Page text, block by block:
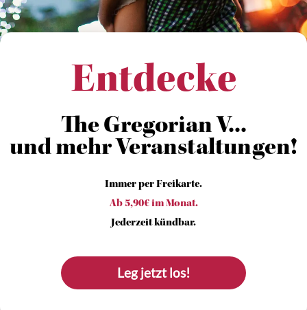
Entdecke
The Gregorian V...
und mehr Veranstaltungen!
Immer per Freikarte.
Ab 5,90€ im Monat.
Jederzeit kündbar.
Leg jetzt los!